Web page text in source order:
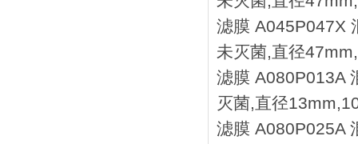
滤膜 A045P047X
未灭菌,直径
滤膜 A080P013A
灭菌,直径
滤膜 A080P025A